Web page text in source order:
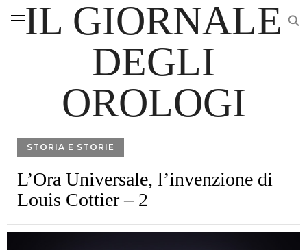
IL GIORNALE
DEGLI
OROLOGI
STORIA E STORIE
L’Ora Universale, l’invenzione di
Louis Cottier – 2